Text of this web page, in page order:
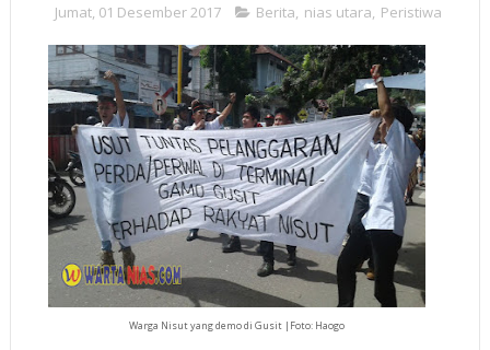
Jumat, 01 Desember 2017 Berita, nias utara, Peristiwa
Warga Nisut yang demo di Gusit |Foto: Haogo